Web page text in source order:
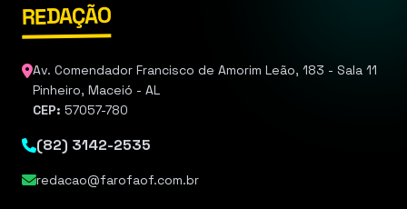
REDAÇÃO
Av. Comendador Francisco de Amorim Leão, 183 - Sala 11
Pinheiro, Maceió - AL
CEP: 57057-780
(82) 3142-2535
redacao@farofaof.com.br